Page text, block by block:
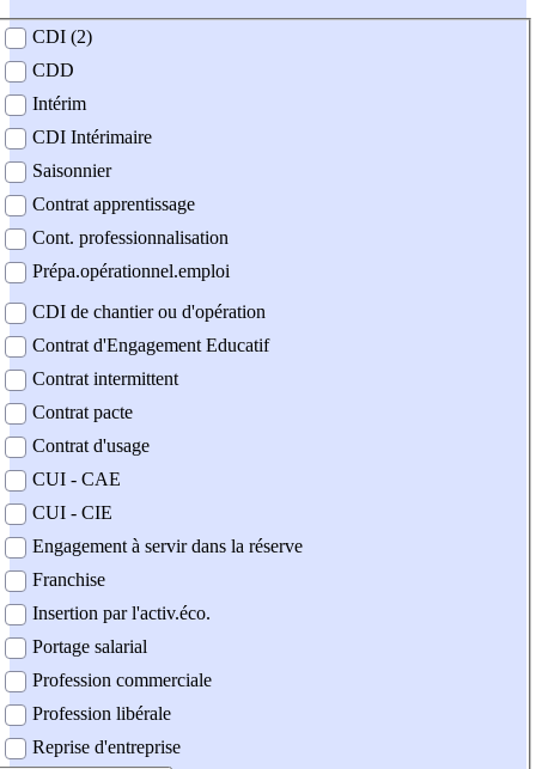
contrat
CDI (2)
CDD
Intérim
CDI Intérimaire
Saisonnier
Contrat apprentissage
Cont. professionnalisation
Prépa.opérationnel.emploi
CDI de chantier ou d'opération
Contrat d'Engagement Educatif
Contrat intermittent
Contrat pacte
Contrat d'usage
CUI - CAE
CUI - CIE
Engagement à servir dans la réserve
Franchise
Insertion par l'activ.éco.
Portage salarial
Profession commerciale
Profession libérale
Reprise d'entreprise